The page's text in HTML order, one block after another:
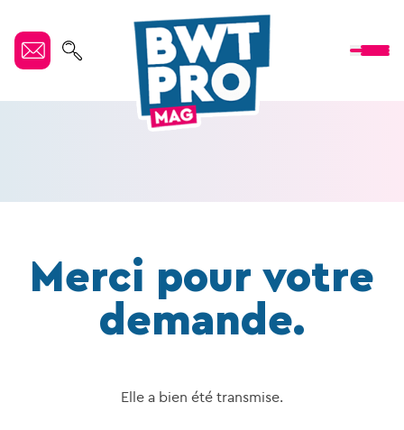
Merci pour votre
demande.
Elle a bien été transmise.